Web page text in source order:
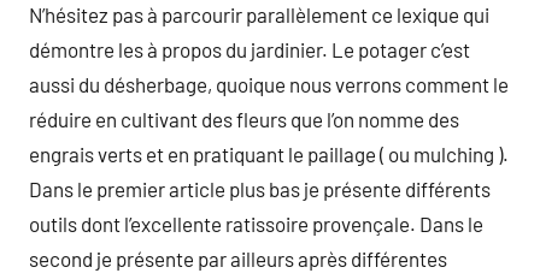
N’hésitez pas à parcourir parallèlement ce lexique qui
démontre les à propos du jardinier. Le potager c’est
aussi du désherbage, quoique nous verrons comment le
réduire en cultivant des fleurs que l’on nomme des
engrais verts et en pratiquant le paillage ( ou mulching ).
Dans le premier article plus bas je présente différents
outils dont l’excellente ratissoire provençale. Dans le
second je présente par ailleurs après différentes